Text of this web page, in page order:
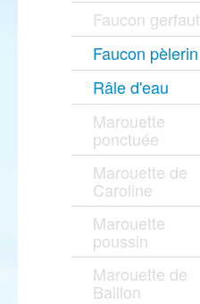
Faucon gerfaut
Faucon pèlerin
Râle d'eau
Marouette
ponctuée
Marouette de
Caroline
Marouette
poussin
Marouette de
Baillon